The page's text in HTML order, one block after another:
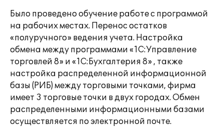
Было проведено обучение работе с программой
на рабочих местах. Перенос остатков
«полуручного» ведения учета. Настройка
обмена между программами «1С:Управление
торговлей 8» и «1С:Бухгалтерия 8» , также
настройка распределенной информационной
базы (РИБ) между торговыми точками, фирма
имеет 3 торговые точки в двух городах. Обмен
распределенными информационными базами
осуществляется по электронной почте.